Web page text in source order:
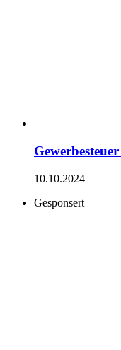
10.10.2024
Gesponsert